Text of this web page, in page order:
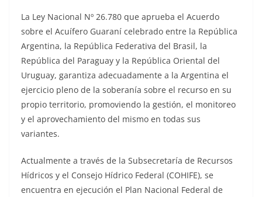
La Ley Nacional Nº 26.780 que aprueba el Acuerdo
sobre el Acuífero Guaraní celebrado entre la República
Argentina, la República Federativa del Brasil, la
República del Paraguay y la República Oriental del
Uruguay, garantiza adecuadamente a la Argentina el
ejercicio pleno de la soberanía sobre el recurso en su
propio territorio, promoviendo la gestión, el monitoreo
y el aprovechamiento del mismo en todas sus
variantes.
Actualmente a través de la Subsecretaría de Recursos
Hídricos y el Consejo Hídrico Federal (COHIFE), se
encuentra en ejecución el Plan Nacional Federal de